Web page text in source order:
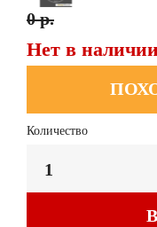
0 р.
Нет в наличии
Количество